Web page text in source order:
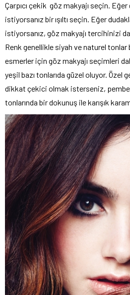
Çarpıcı çekik göz makyajı seçin.
istiyorsanız bir ışıltı seçin. Eğer
istiyorsanız, göz makyajı tercihinizi
Renk genellikle siyah ve naturel tonlar
esmerler için göz makyajı seçimleri
yeşil bazı tonlarıda güzel oluyor. Özel
dikkat çekici olmak isterseniz,
tonlarında bir dokunuş ile karışık